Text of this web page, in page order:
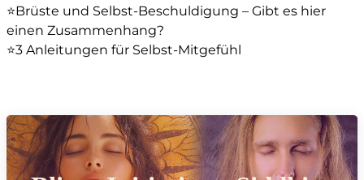
⭐️Brüste und Selbst-Beschuldigung – Gibt es hier
einen Zusammenhang?
⭐️3 Anleitungen für Selbst-Mitgefühl